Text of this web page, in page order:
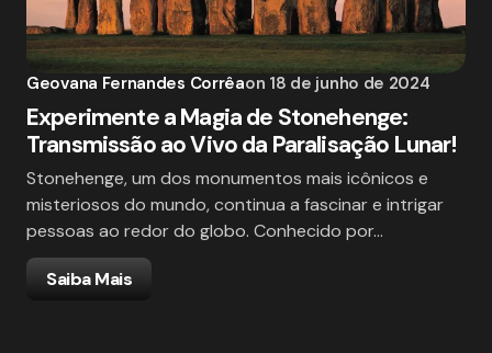
Geovana Fernandes Corrêaon 18 de junho de 2024
Experimente a Magia de Stonehenge:
Transmissão ao Vivo da Paralisação Lunar!
Stonehenge, um dos monumentos mais icônicos e
misteriosos do mundo, continua a fascinar e intrigar
pessoas ao redor do globo. Conhecido por…
Saiba Mais